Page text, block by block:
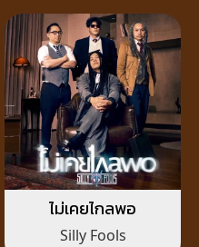
ไม่เคยไกลพอ
Silly Fools